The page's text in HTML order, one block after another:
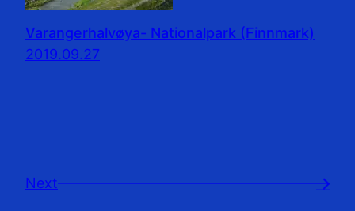
Varangerhalvøya- Nationalpark (Finnmark)
2019.09.27
Next →